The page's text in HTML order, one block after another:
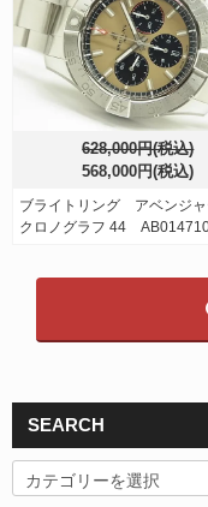
628,000円(税込)
568,000円(税込)
ブライトリング アベンジャ
クロノグラフ 44
SEARCH